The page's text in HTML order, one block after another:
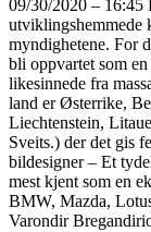
09/30/2020 – 16:45
utviklingshemmede
myndighetene. For
bli oppvartet som
likesinnede fra
land er Østerrike,
Liechtenstein,
Sveits.) der det gis
bildesigner – Et
mest kjent som en
BMW, Mazda,
Varondir